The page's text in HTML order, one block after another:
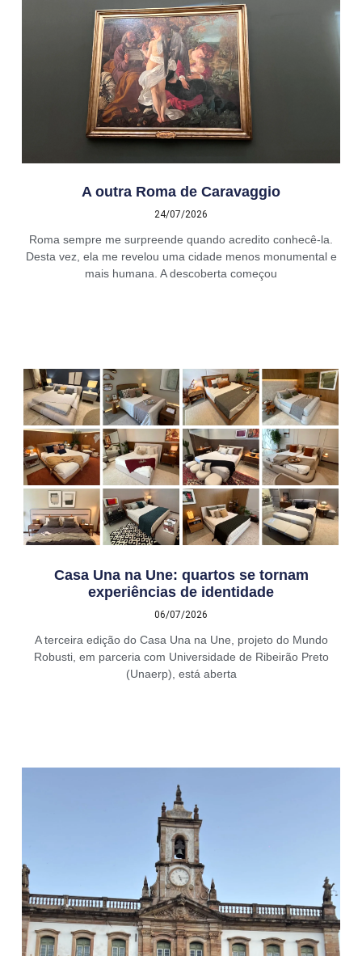
A outra Roma de Caravaggio
24/07/2026
Roma sempre me surpreende quando acredito conhecê-la.
Desta vez, ela me revelou uma cidade menos monumental e
mais humana. A descoberta começou
Casa Una na Une: quartos se tornam
experiências de identidade
06/07/2026
A terceira edição do Casa Una na Une, projeto do Mundo
Robusti, em parceria com Universidade de Ribeirão Preto
(Unaerp), está aberta